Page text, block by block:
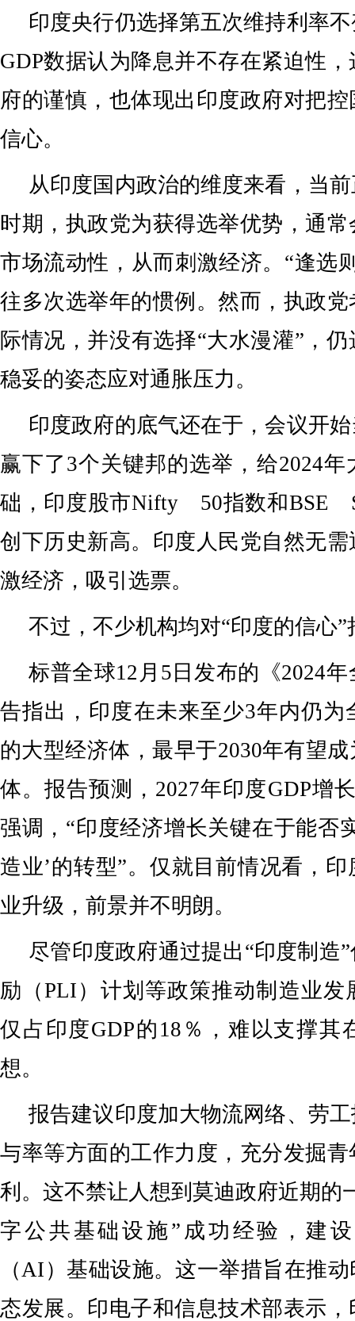
印度央行仍选择第五次维持利率
GDP数据认为降息并不存在紧迫性
府的谨慎，也体现出印度政府对把
信心。
从印度国内政治的维度来看，当
时期，执政党为获得选举优势，通
市场流动性，从而刺激经济。“逢选
往多次选举年的惯例。然而，执政
际情况，并没有选择“大水漫灌”，
稳妥的姿态应对通胀压力。
印度政府的底气还在于，会议开
赢下了3个关键邦的选举，给2024
础，印度股市Nifty 50指数和BSE
创下历史新高。印度人民党自然无
激经济，吸引选票。
不过，不少机构均对“印度的信心
标普全球12月5日发布的《2024
告指出，印度在未来至少3年内仍为
的大型经济体，最早于2030年有望
体。报告预测，2027年印度GDP增
强调，“印度经济增长关键在于能否
造业’的转型”。仅就目前情况看，
业升级，前景并不明朗。
尽管印度政府通过提出“印度制造
励（PLI）计划等政策推动制造业发
仅占印度GDP的18％，难以支撑其
想。
报告建议印度加大物流网络、劳
与率等方面的工作力度，充分发掘
利。这不禁让人想到莫迪政府近期的
字公共基础设施”成功经验，建
（AI）基础设施。这一举措旨在推
态发展。印电子和信息技术部表示